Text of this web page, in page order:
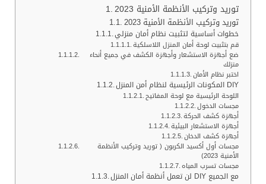
توريد وتركيب الأنظمة الأمنية 2023
توريد وتركيب الأنظمة الأمنية 2023
خطوات أساسية لتثبيت نظام أمان منزلي
قم بتثبيت لوحة أمان المنزل اللاسلكية
ضع أجهزة الاستشعار وأجهزة الكشف في جميع أنحاء
منزلك
اختبر نظام الأمان
المكونات الرئيسية لنظام أمن المنزل DIY
اللوحة الرئيسية مع لوحة المفاتيح
مجسات الدخول
أجهزة كشف الحركة
أجهزة الاستشعار البيئية
أجهزة كشف الدخان
مجسات أول أكسيد الكربون ( توريد وتركيب الأنظمة
الأمنية 2023)
مجسات تسرب المياه
لن تعمل أنظمة أمان المنزل DIY مع الجميع